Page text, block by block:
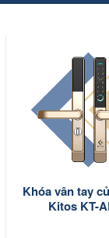
Khóa vân tay
Kitos KT-